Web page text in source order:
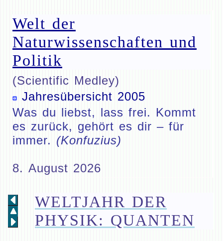
Welt der
Naturwissenschaften und
Politik
(Scientific Medley)
Jahresübersicht 2005
Was du liebst, lass frei. Kommt
es zurück, gehört es dir – für
immer. (Konfuzius)
8. August 2026
WELTJAHR DER
PHYSIK: QUANTEN